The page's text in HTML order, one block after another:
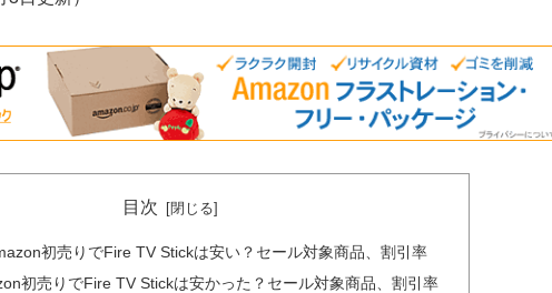
目次
初売りでFire TV Stickは安い？セール対象商品、割引率
初売りでFire TV Stickは安かった？セール対象商品、割引率